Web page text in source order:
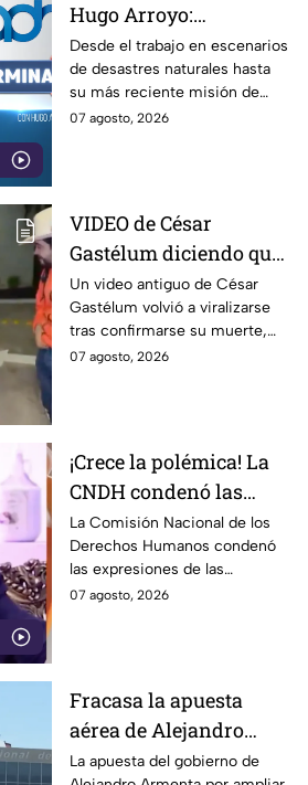
Hugo Arroyo:
Rescatistas de Cruz
Roja Puebla, relatan su
trayectoria y su última
labor en Venezuela
Desde el trabajo en escenarios
de desastres naturales hasta
su más reciente misión de
apoyo en Venezuela tras los
experiencias, retos y
aprendizajes que han marcado
su trayectoria.
07 agosto, 2026
VIDEO de César
Gastélum diciendo que
‘todo fue una broma’
confunde a usuarios
tras su muerte
Un video antiguo de César
Gastélum volvió a viralizarse
tras confirmarse su muerte,
provocando dudas entre
07 agosto, 2026
¡Crece la polémica! La
CNDH condenó las
burlas de las diputadas
morenistas Nayeli
Salvatori y Graciela
Palomares hacia
local a fijar postura
La Comisión Nacional de los
Derechos Humanos condenó
las expresiones de las
diputadas morenistas Nayeli
derechos humanos. A través
de un comunicado, la CNDH
sostuvo que frases como
“huele a baúl” y “se está
07 agosto, 2026
Fracasa la apuesta
aérea de Alejandro
Armenta, cancelan ruta
La apuesta del gobierno de